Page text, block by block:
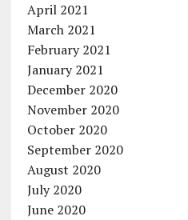
April 2021
March 2021
February 2021
January 2021
December 2020
November 2020
October 2020
September 2020
August 2020
July 2020
June 2020